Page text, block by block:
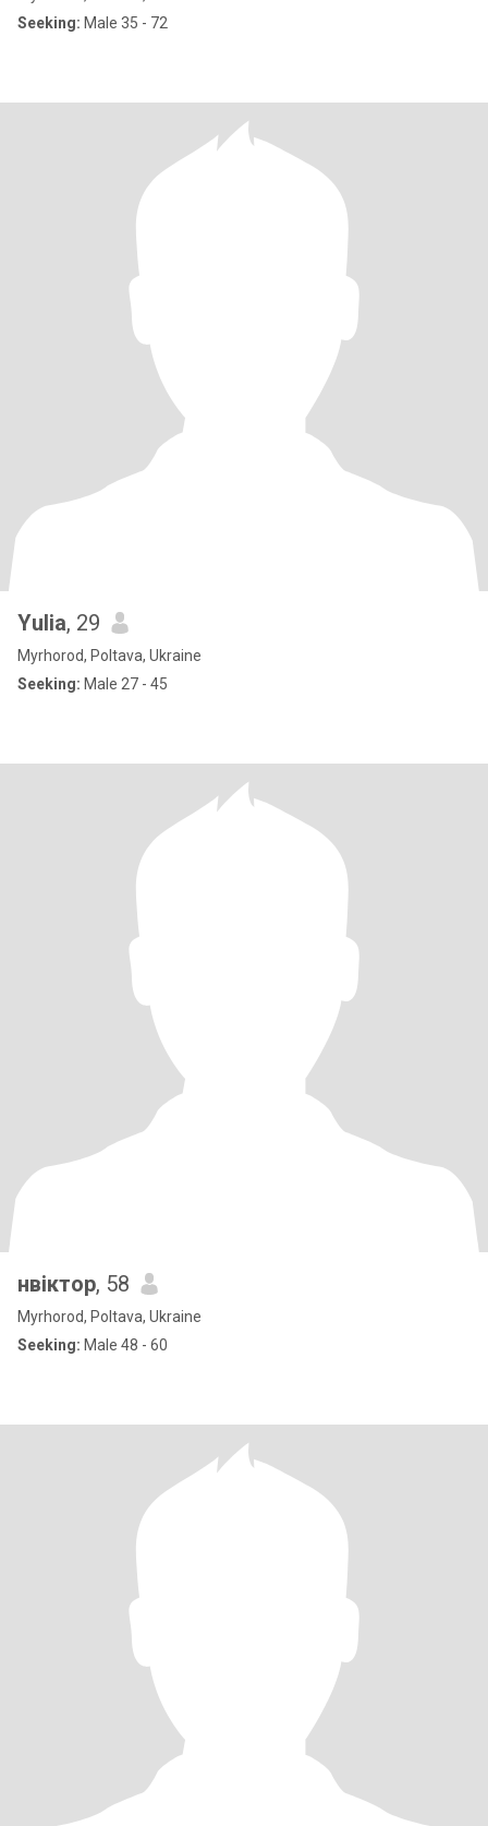
Seeking: Male 35 - 72
Yulia, 29
Myrhorod, Poltava, Ukraine
Seeking: Male 27 - 45
нвіктор, 58
Myrhorod, Poltava, Ukraine
Seeking: Male 48 - 60